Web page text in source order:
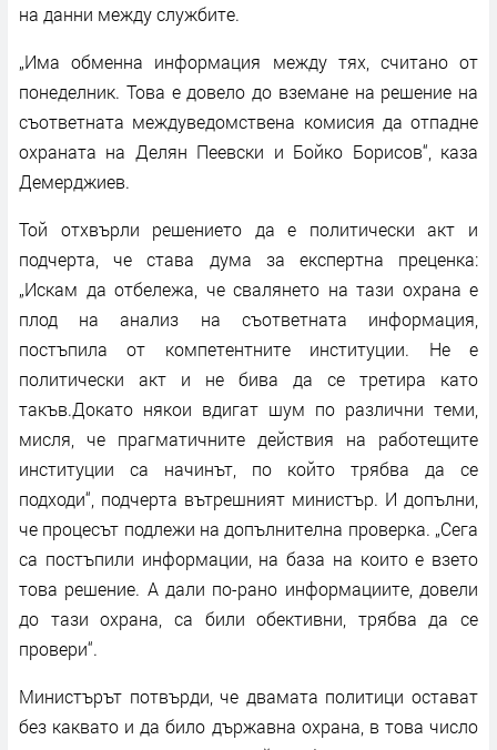
на данни между службите.
„Има обменна информация между тях, считано от
понеделник. Това е довело до вземане на решение на
съответната междуведомствена комисия да отпадне
охраната на Делян Пеевски и Бойко Борисов“, каза
Демерджиев.
Той отхвърли решението да е политически акт и
подчерта, че става дума за експертна преценка:
„Искам да отбележа, че свалянето на тази охрана е
плод на анализ на съответната информация,
постъпила от компетентните институции. Не е
политически акт и не бива да се третира като
такъв.Докато някои вдигат шум по различни теми,
мисля, че прагматичните действия на работещите
институции са начинът, по който трябва да се
подходи“, подчерта вътрешният министър. И допълни,
че процесът подлежи на допълнителна проверка. „Сега
са постъпили информации, на база на които е взето
това решение. А дали по-рано информациите, довели
до тази охрана, са били обективни, трябва да се
провери“.
Министърът потвърди, че двамата политици остават
без каквато и да било държавна охрана, в това число